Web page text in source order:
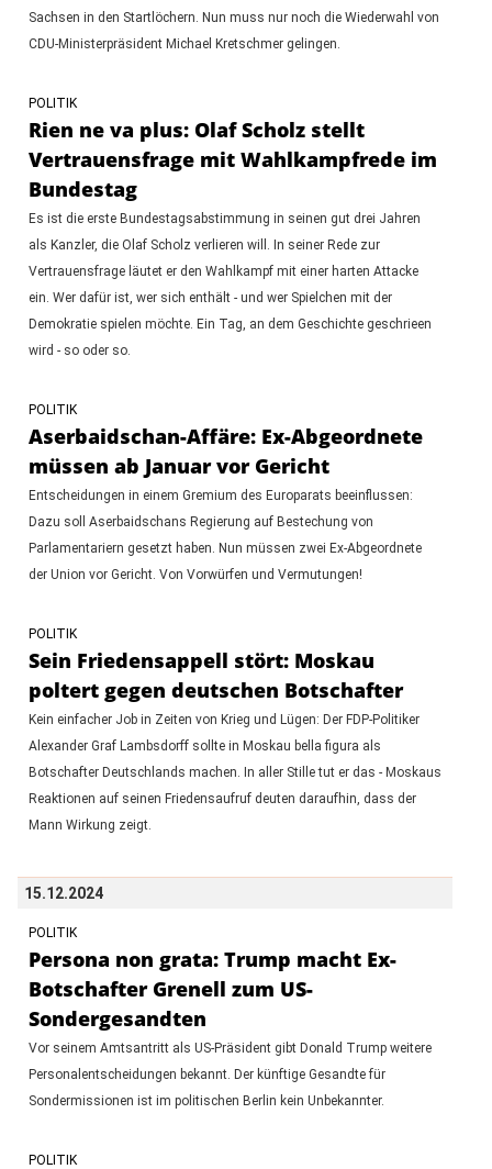
Sachsen in den Startlöchern. Nun muss nur noch die Wiederwahl von
CDU-Ministerpräsident Michael Kretschmer gelingen.
POLITIK
Rien ne va plus: Olaf Scholz stellt
Vertrauensfrage mit Wahlkampfrede im
Bundestag
Es ist die erste Bundestagsabstimmung in seinen gut drei Jahren
als Kanzler, die Olaf Scholz verlieren will. In seiner Rede zur
Vertrauensfrage läutet er den Wahlkampf mit einer harten Attacke
ein. Wer dafür ist, wer sich enthält - und wer Spielchen mit der
Demokratie spielen möchte. Ein Tag, an dem Geschichte geschrieen
wird - so oder so.
POLITIK
Aserbaidschan-Affäre: Ex-Abgeordnete
müssen ab Januar vor Gericht
Entscheidungen in einem Gremium des Europarats beeinflussen:
Dazu soll Aserbaidschans Regierung auf Bestechung von
Parlamentariern gesetzt haben. Nun müssen zwei Ex-Abgeordnete
der Union vor Gericht. Von Vorwürfen und Vermutungen!
POLITIK
Sein Friedensappell stört: Moskau
poltert gegen deutschen Botschafter
Kein einfacher Job in Zeiten von Krieg und Lügen: Der FDP-Politiker
Alexander Graf Lambsdorff sollte in Moskau bella figura als
Botschafter Deutschlands machen. In aller Stille tut er das - Moskaus
Reaktionen auf seinen Friedensaufruf deuten daraufhin, dass der
Mann Wirkung zeigt.
15.12.2024
POLITIK
Persona non grata: Trump macht Ex-
Botschafter Grenell zum US-
Sondergesandten
Vor seinem Amtsantritt als US-Präsident gibt Donald Trump weitere
Personalentscheidungen bekannt. Der künftige Gesandte für
Sondermissionen ist im politischen Berlin kein Unbekannter.
POLITIK